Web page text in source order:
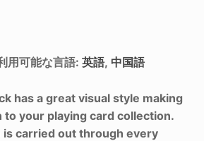
用可能な言語: 英語 中国語
has a great visual style making
to your playing card collection.
is carried out through every